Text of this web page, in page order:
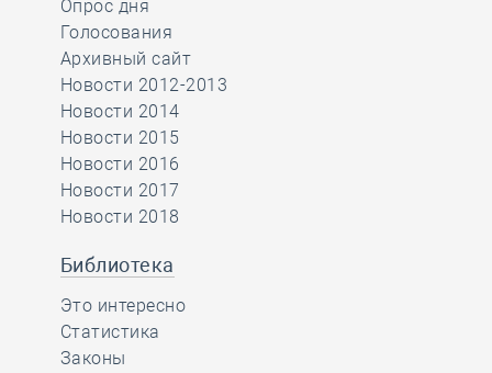
Опрос дня
Голосования
Архивный сайт
Новости 2012-2013
Новости 2014
Новости 2015
Новости 2016
Новости 2017
Новости 2018
Библиотека
Это интересно
Статистика
Законы